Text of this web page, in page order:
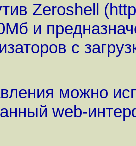
Zeroshell (
и
с
можно
web-